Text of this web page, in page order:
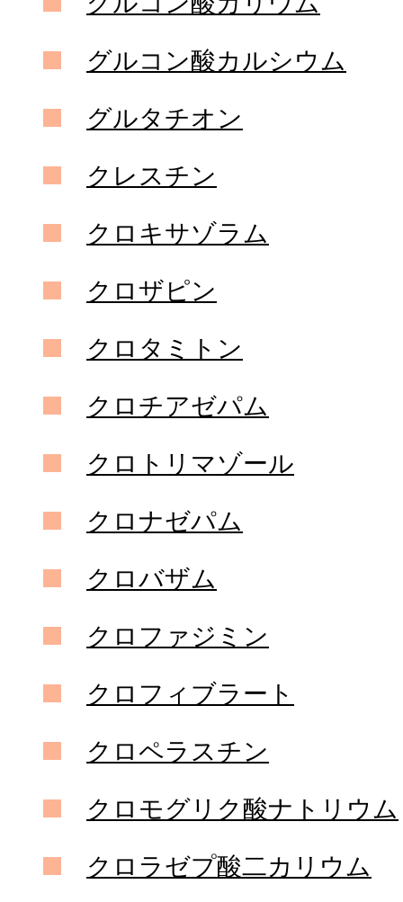
グルコン酸カルシウム
グルタチオン
クレスチン
クロキサゾラム
クロザピン
クロタミトン
クロチアゼパム
クロトリマゾール
クロナゼパム
クロバザム
クロファジミン
クロフィブラート
クロペラスチン
クロモグリク酸ナトリウム
クロラゼプ酸二カリウム